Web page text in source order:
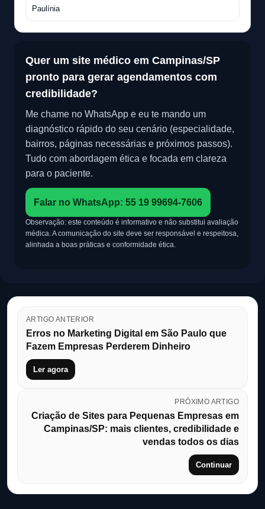
Paulínia
Quer um site médico em Campinas/SP
pronto para gerar agendamentos com
credibilidade?
Me chame no WhatsApp e eu te mando um
diagnóstico rápido do seu cenário (especialidade,
bairros, páginas necessárias e próximos passos).
Tudo com abordagem ética e focada em clareza
para o paciente.
Falar no WhatsApp: 55 19 99694-7606
Observação: este conteúdo é informativo e não substitui avaliação
médica. A comunicação do site deve ser responsável e respeitosa,
alinhada a boas práticas e conformidade ética.
ARTIGO ANTERIOR
Erros no Marketing Digital em São Paulo que
Fazem Empresas Perderem Dinheiro
Ler agora
PRÓXIMO ARTIGO
Criação de Sites para Pequenas Empresas em
Campinas/SP: mais clientes, credibilidade e
vendas todos os dias
Continuar